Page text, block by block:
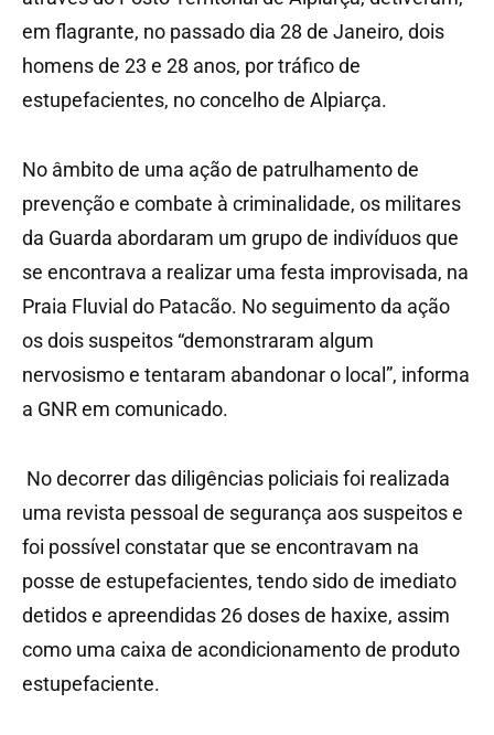
em flagrante, no passado dia 28 de Janeiro, dois
homens de 23 e 28 anos, por tráfico de
estupefacientes, no concelho de Alpiarça.
No âmbito de uma ação de patrulhamento de
prevenção e combate à criminalidade, os militares
da Guarda abordaram um grupo de indivíduos que
se encontrava a realizar uma festa improvisada, na
Praia Fluvial do Patacão. No seguimento da ação
os dois suspeitos “demonstraram algum
nervosismo e tentaram abandonar o local”, informa
a GNR em comunicado.
No decorrer das diligências policiais foi realizada
uma revista pessoal de segurança aos suspeitos e
foi possível constatar que se encontravam na
posse de estupefacientes, tendo sido de imediato
detidos e apreendidas 26 doses de haxixe, assim
como uma caixa de acondicionamento de produto
estupefaciente.